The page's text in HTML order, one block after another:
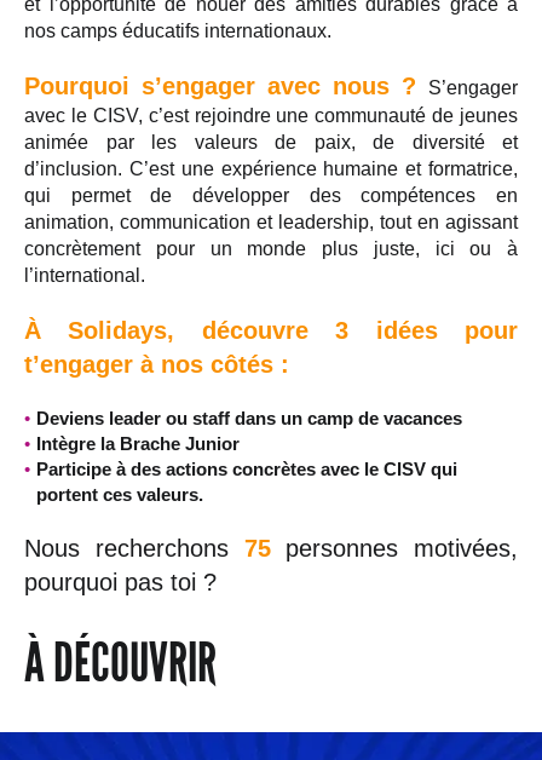
et l’opportunité de nouer des amitiés durables grâce à
nos camps éducatifs internationaux.
Pourquoi s’engager avec nous ?
S’engager
avec le CISV, c’est rejoindre une communauté de jeunes
animée par les valeurs de paix, de diversité et
d’inclusion. C’est une expérience humaine et formatrice,
qui permet de développer des compétences en
animation, communication et leadership, tout en agissant
concrètement pour un monde plus juste, ici ou à
l’international.
À Solidays, découvre 3 idées pour
t’engager à nos côtés :
Deviens leader ou staff dans un camp de vacances
Intègre la Brache Junior
Participe à des actions concrètes avec le CISV qui
portent ces valeurs.
Nous recherchons 75personnes motivées,
pourquoi pas toi ?
À DÉCOUVRIR